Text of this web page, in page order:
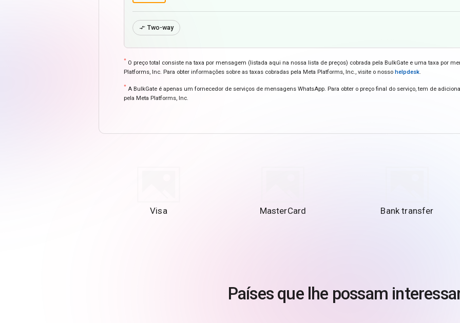
 Two-way
* O preço total consiste na taxa por mensagem (listada aqui na nossa lista de preços) cobrada pela BulkGate e uma taxa por
Platforms, Inc. Para obter informações sobre as taxas cobradas pela Meta Platforms, Inc., visite o nosso helpdesk
* A BulkGate é apenas um fornecedor de serviços de mensagens WhatsApp. Para obter o preço final do serviço, tem de
pela Meta Platforms, Inc.
Visa MasterCard Bank transfer
Países que lhe possam